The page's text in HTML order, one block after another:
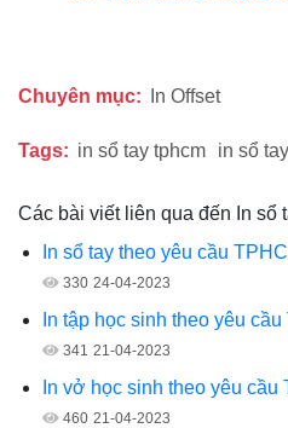
Chuyên mục: In Offset
Tags: in sổ tay tphcm in sổ
Các bài viết liên qua đến In sổ
In sổ tay theo yêu cầu
330 24-04-2023
In tập học sinh theo yêu cầu
341 21-04-2023
In vở học sinh theo yêu cầu
460 21-04-2023